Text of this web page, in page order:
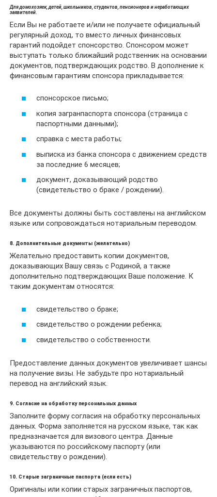
Для домохозяек, детей, школьников, студентов, пенсионеров и неработающих
заявителей.
Если Вы не работаете и/или не получаете официальный
регулярный доход, то вместо личных финансовых
гарантий подойдет спонсорство. Спонсором может
выступать только ближайший родственник на основании
документов, подтверждающих родство. В дополнение к
финансовым гарантиям спонсора прикладывается:
спонсорское письмо;
копия загранпаспорта спонсора (страница с
паспортными данными);
справка с места работы;
выписка из банка спонсора с движением средств
за последние 6 месяцев;
документ, доказывающий родство
(свидетельство о браке / рождении).
Все документы должны быть составлены на английском
языке или сопровождаться нотариальным переводом.
8. Дополнительные документы (желательно)
Желательно предоставить копии документов,
доказывающих Вашу связь с Родиной, а также
дополнительно подтверждающих Ваше положение. К
таким документам относятся:
свидетельство о браке;
свидетельство о рождении ребенка;
свидетельство о собственности.
Предоставление данных документов увеличивает шансы
на получение визы. Не забудьте про нотариальный
перевод на английский язык.
9. Согласие на обработку персональных данных
Заполните форму согласия на обработку персональных
данных. Форма заполняется на русском языке, так как
предназначается для визового центра. Данные
указываются по российскому паспорту (или
свидетельству о рождении).
10. Старые заграничные паспорта (если есть)
Оригиналы или копии старых заграничных паспортов,